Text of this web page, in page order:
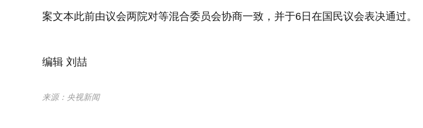
案文本此前由议会两院对等混合委员会协商一致，并于6日在国民议会表决通过。
编辑 刘喆
来源：央视新闻